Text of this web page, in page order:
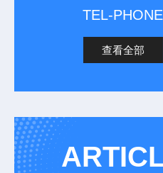
TEL-PHONE
查看全部